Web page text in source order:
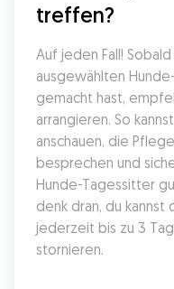
treffen?
Auf jeden Fall!
ausgewählten
gemacht hast,
arrangieren. So
anschauen, die
besprechen und
Hunde-Tagessitter
denk dran, du kannst
jederzeit bis zu 3
stornieren.